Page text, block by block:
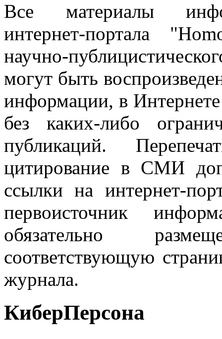
Все материалы
интернет-портала
научно-
могут быть
информации, в
без каких-либо
публикаций.
цитирование в СМИ
ссылки на интернет-
первоисточник
обязательно
соответствующую
журнала.
КиберПерсона